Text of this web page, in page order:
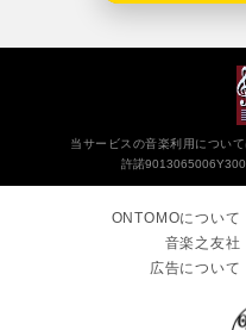
当サービスの音楽利用につい
許諾
ONTOMOについて
音楽之友社
広告について